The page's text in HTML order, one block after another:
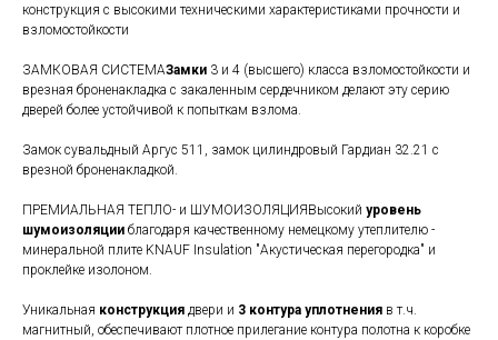
конструкция с высокими техническими характеристиками прочности и
взломостойкости
ЗАМКОВАЯ СИСТЕМАЗамки 3 и 4 (высшего) класса взломостойкости и
врезная броненакладка с закаленным сердечником делают эту серию
дверей более устойчивой к попыткам взлома.
Замок сувальдный Аргус 511, замок цилиндровый Гардиан 32.21 с
врезной броненакладкой.
ПРЕМИАЛЬНАЯ ТЕПЛО- и ШУМОИЗОЛЯЦИЯВысокий уровень
шумоизоляции благодаря качественному немецкому утеплителю -
минеральной плите KNAUF Insulation "Акустическая перегородка" и
проклейке изолоном.
Уникальная конструкция двери и 3 контура уплотнения в т.ч.
магнитный, обеспечивают плотное прилегание контура полотна к коробке